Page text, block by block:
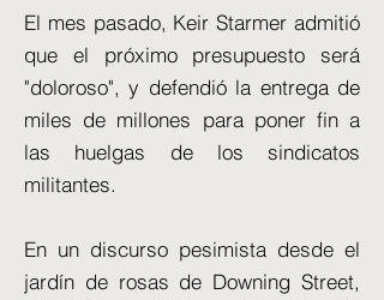
El mes pasado, Keir Starmer admitió
que el próximo presupuesto será
"doloroso", y defendió la entrega de
miles de millones para poner fin a
las huelgas de los sindicatos
militantes.
En un discurso pesimista desde el
jardín de rosas de Downing Street,